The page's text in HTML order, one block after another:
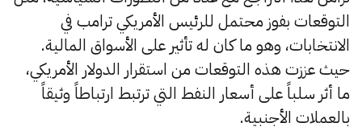
التوقعات بفوز محتمل للرئيس الأمريكي ترامب في
الانتخابات، وهو ما كان له تأثير على الأسواق المالية.
حيث عززت هذه التوقعات من استقرار الدولار الأمريكي،
ما أثر سلباً على أسعار النفط التي ترتبط ارتباطاً وثيقاً
بالعملات الأجنبية.